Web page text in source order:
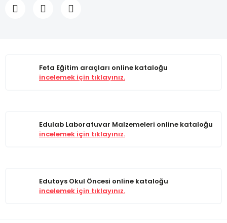
Feta Eğitim araçları online kataloğu
incelemek için tıklayınız.
Edulab Laboratuvar Malzemeleri online kataloğu
incelemek için tıklayınız.
Edutoys Okul Öncesi online kataloğu
incelemek için tıklayınız.